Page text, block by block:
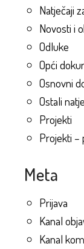
Natječaji
Novosti i
Odluke
Opći
Osnovni
Ostali
Projekti
Projekti –
Meta
Prijava
Kanal
Kanal